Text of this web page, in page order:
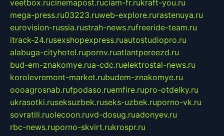
veetbox.rucinemapost.ruciam-fr.rukraft-you.ru
mega-press.ru03223.ruweb-explore.rurastenuya.ru
eurovision-russia.rustrah-news.rufreeride-team.ru
itrack-24.rusexshopexpress.ruautostudiopro.ru
alabuga-cityhotel.rupornv.ruatlantpereezd.ru
bud-em-znakomye.rua-cdc.ruelektrostal-news.ru
korolevremont-market.rubudem-znakomye.ru
oooagrosnab.rufpodaso.ruemfire.rupro-otdelky.ru
ukrasotki.ruseksuzbek.ruseks-uzbek.ruporno-vk.ru
sovratili.ruolecoon.ruvd-dosug.ruadonyev.ru
rbc-news.ruporno-skvirt.rukrospr.ru